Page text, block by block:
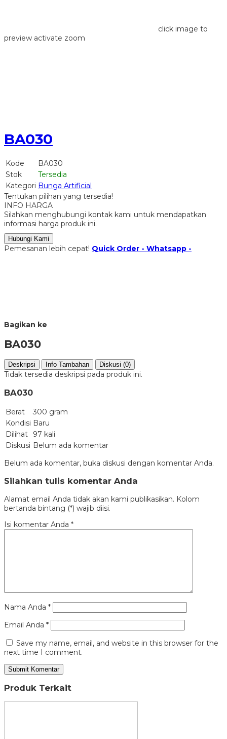
click image to
preview activate zoom
BA030
Kode
BA030
Stok
Tersedia
Kategori Bunga Artificial
Tentukan pilihan yang tersedia!
INFO HARGA
Silahkan menghubungi kontak kami untuk mendapatkan
informasi harga produk ini.
Hubungi Kami
Pemesanan lebih cepat! Quick Order - Whatsapp -
Bagikan ke
BA030
Deskripsi Info Tambahan Diskusi (0)
Tidak tersedia deskripsi pada produk ini.
BA030
Berat
300 gram
Kondisi Baru
Dilihat
97 kali
Diskusi Belum ada komentar
Belum ada komentar, buka diskusi dengan komentar Anda.
Silahkan tulis komentar Anda
Alamat email Anda tidak akan kami publikasikan. Kolom
bertanda bintang (*) wajib diisi.
Isi komentar Anda *
Nama Anda *
Email Anda *
Save my name, email, and website in this browser for the
next time I comment.
Produk Terkait